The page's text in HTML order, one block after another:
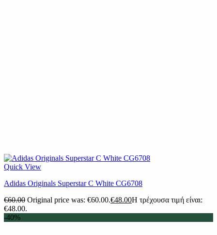
Quick View
Adidas Originals Superstar C White CG6708
€60.00 Original price was: €60.00.€48.00Η τρέχουσα τιμή είναι:
€48.00.
-40%